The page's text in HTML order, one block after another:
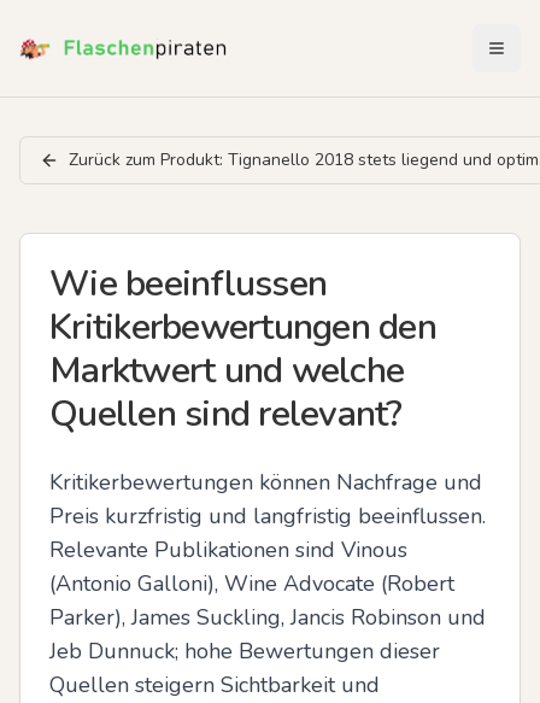
Zurück zum Produkt: Tignanello 2018 stets liegend und
Wie beeinflussen
Kritikerbewertungen den
Marktwert und welche
Quellen sind relevant?
Kritikerbewertungen können Nachfrage und
Preis kurzfristig und langfristig beeinflussen.
Relevante Publikationen sind Vinous
(Antonio Galloni), Wine Advocate (Robert
Parker), James Suckling, Jancis Robinson und
Jeb Dunnuck; hohe Bewertungen dieser
Quellen steigern Sichtbarkeit und